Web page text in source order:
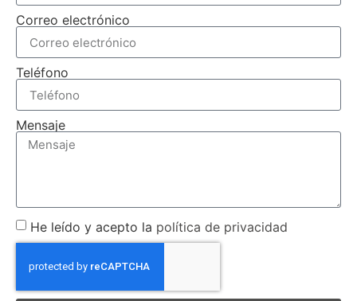
Correo electrónico
Teléfono
Mensaje
He leído y acepto la política de privacidad